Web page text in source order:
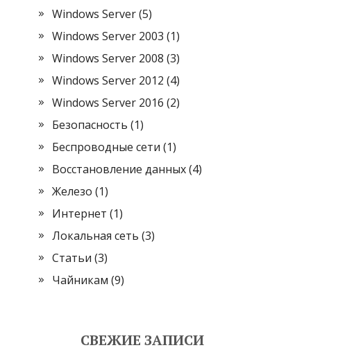
Windows Server(5)
Windows Server 2003 (1)
Windows Server 2008 (3)
Windows Server 2012 (4)
Windows Server 2016 (2)
Безопасность (1)
Беспроводные сети (1)
Восстановление данных(4)
Железо (1)
Интернет (1)
Локальная сеть (3)
Статьи (3)
Чайникам (9)
СВЕЖИЕ ЗАПИСИ